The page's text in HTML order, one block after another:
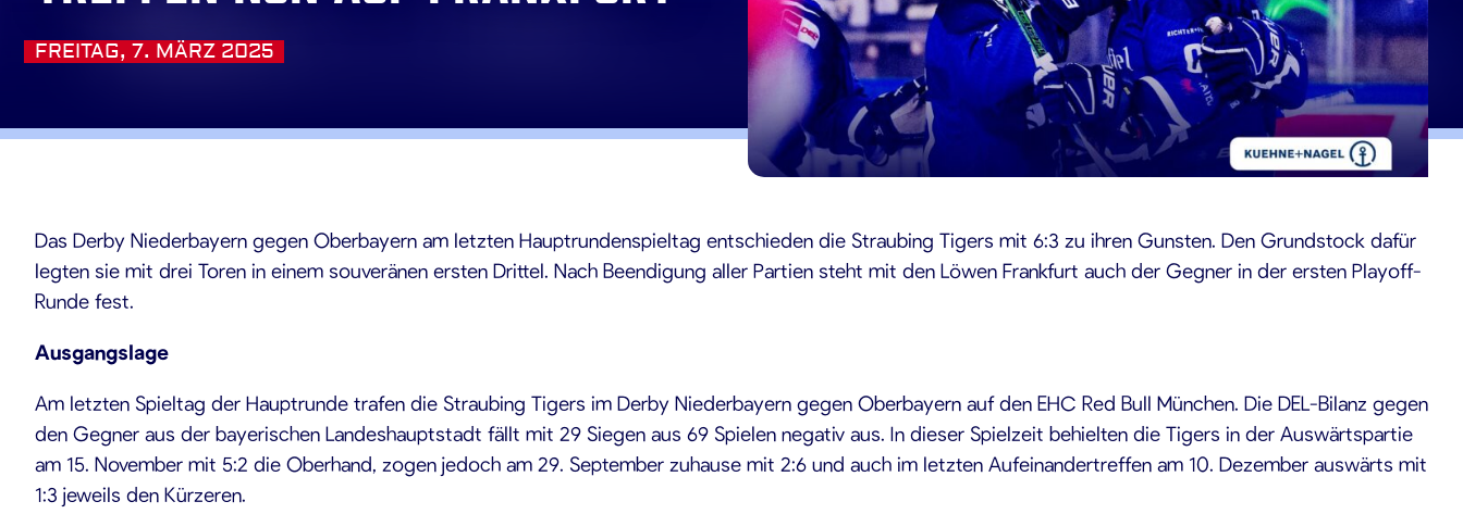
FREITAG, 7. MÄRZ 2025
Das Derby Niederbayern gegen Oberbayern am letzten Hauptrundenspieltag entschieden die Straubing Tigers mit 6:3 zu ihren Gunsten. Den Grundstock dafür
legten sie mit drei Toren in einem souveränen ersten Drittel. Nach Beendigung aller Partien steht mit den Löwen Frankfurt auch der Gegner in der ersten Playoff-
Runde fest.
Ausgangslage
Am letzten Spieltag der Hauptrunde trafen die Straubing Tigers im Derby Niederbayern gegen Oberbayern auf den EHC Red Bull München. Die DEL-Bilanz gegen
den Gegner aus der bayerischen Landeshauptstadt fällt mit 29 Siegen aus 69 Spielen negativ aus. In dieser Spielzeit behielten die Tigers in der Auswärtspartie
am 15. November mit 5:2 die Oberhand, zogen jedoch am 29. September zuhause mit 2:6 und auch im letzten Aufeinandertreffen am 10. Dezember auswärts mit
1:3 jeweils den Kürzeren.